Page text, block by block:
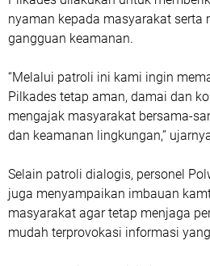
nyaman kepada masyarakat serta
gangguan keamanan.
“Melalui patroli ini kami ingin
Pilkades tetap aman, damai dan
mengajak masyarakat bersama-
dan keamanan lingkungan,”
Selain patroli dialogis, personel
juga menyampaikan imbauan
masyarakat agar tetap menjaga
mudah terprovokasi informasi